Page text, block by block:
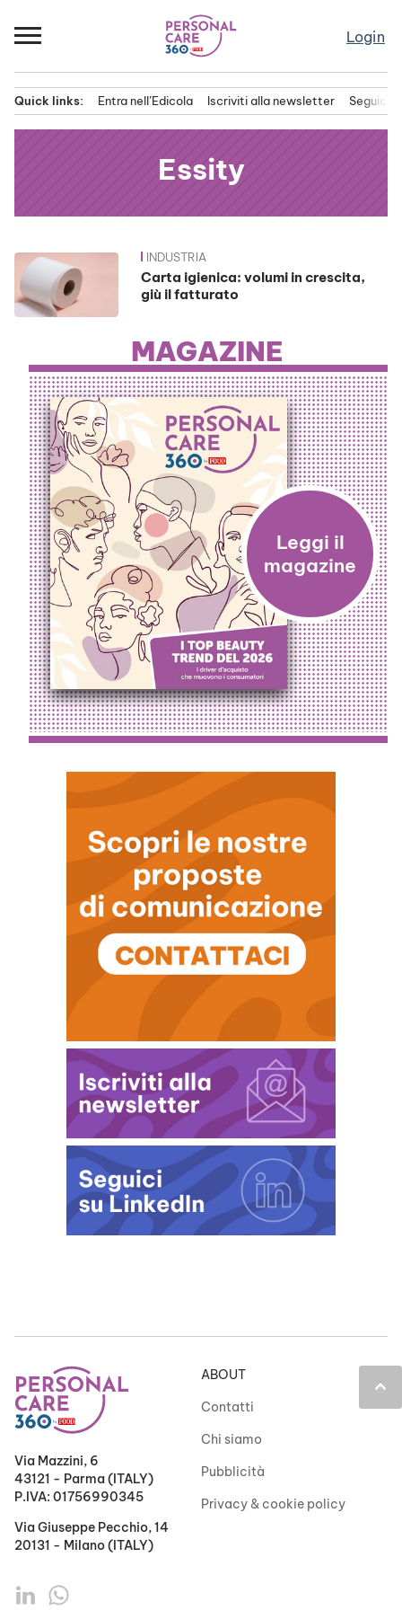
al
Login
principale
Quick links: Entra nell’Edicola Iscriviti alla newsletter Seguici
Essity
News INDUSTRIA
Carta igienica: volumi in crescita,
giù il fatturato
MAGAZINE
keyboard_arrow_up
Via Mazzini, 6
43121 - Parma (ITALY)
P.IVA: 01756990345
Via Giuseppe Pecchio, 14
20131 - Milano (ITALY)
ABOUT
Contatti
Chi siamo
Pubblicità
Privacy & cookie policy